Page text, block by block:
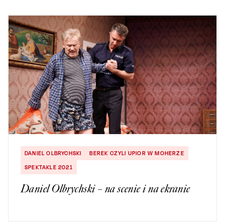
DANIEL OLBRYCHSKI
BEREK CZYLI UPIOR W MOHERZE
SPEKTAKLE 2021
Daniel Olbrychski – na scenie i na ekranie